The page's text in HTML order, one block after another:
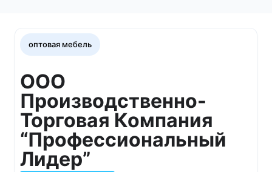
оптовая мебель
ООО
Производственно-
Торговая Компания
“Профессиональный
Лидер”